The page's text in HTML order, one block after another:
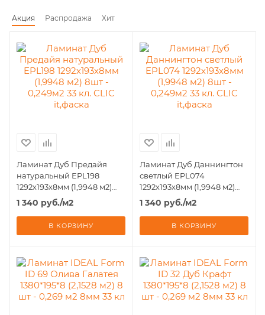
Акция Распродажа Хит
Ламинат Дуб Предайя
натуральный EPL198
1292х193х8мм (1,9948 м2)
8шт - 0,249м2 33 кл. CLIC
it,фаска
1 340 руб./м2
В КОРЗИНУ
Ламинат Дуб Даннингтон
светлый EPL074
1292х193х8мм (1,9948 м2)
8шт - 0,249м2 33 кл. CLIC
it,фаска
1 340 руб./м2
В КОРЗИНУ